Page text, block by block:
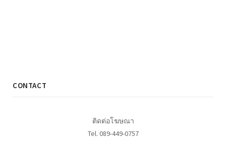
CONTACT
ติดต่อโฆษณา
Tel. 089-449-0757